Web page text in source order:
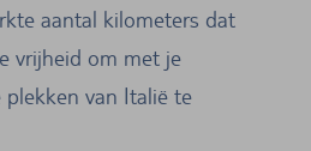
aantal kilometers dat
vrijheid om met je
van Italië te